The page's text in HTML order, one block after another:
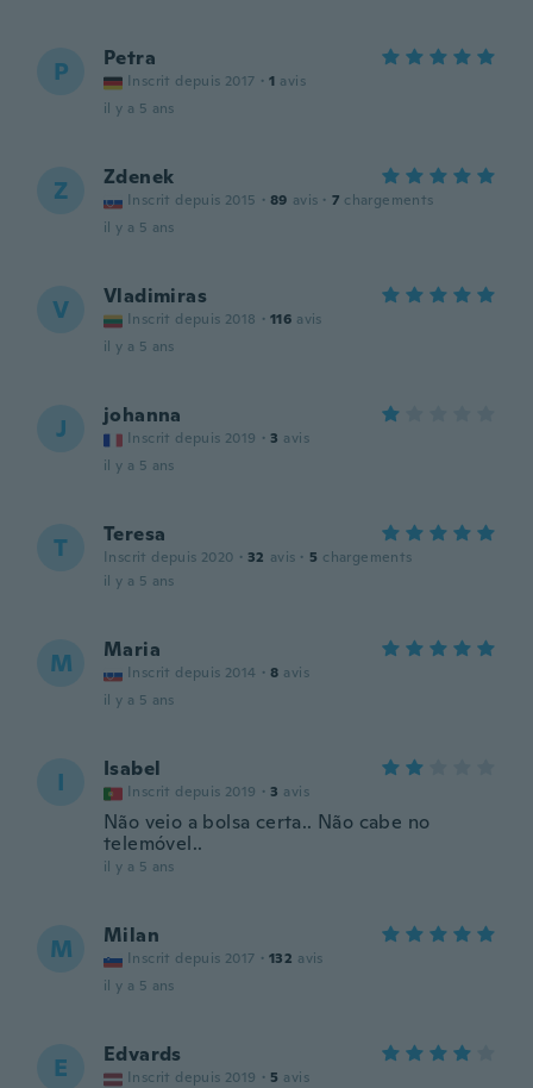
P Petra
Inscrit depuis 2017 · 1 avis
il y a 5 ans
Z Zdenek
Inscrit depuis 2015 · 89 avis · 7 chargements
il y a 5 ans
V Vladimiras
Inscrit depuis 2018 · 116 avis
il y a 5 ans
J johanna
Inscrit depuis 2019 · 3 avis
il y a 5 ans
T Teresa
Inscrit depuis 2020 · 32 avis · 5 chargements
il y a 5 ans
M Maria
Inscrit depuis 2014 · 8 avis
il y a 5 ans
I Isabel
Inscrit depuis 2019 · 3 avis
Não veio a bolsa certa.. Não cabe no
telemóvel..
il y a 5 ans
M Milan
Inscrit depuis 2017 · 132 avis
il y a 5 ans
E Edvards
Inscrit depuis 2019 · 5 avis